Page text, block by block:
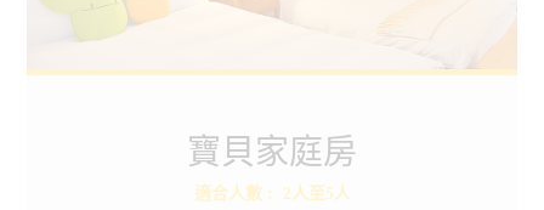
寶貝家庭房
適合人數: 2人至5人
Baby Family